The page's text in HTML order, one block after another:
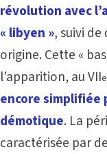
révolution avec
« libyen », suivi
origine. Cette «
l’apparition, au VIIe
encore simplifiée
démotique. La
caractérisée par